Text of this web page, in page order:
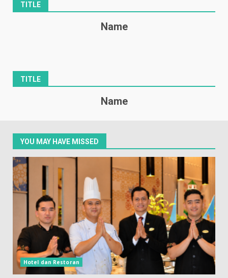
TITLE
Name
TITLE
Name
YOU MAY HAVE MISSED
Hotel dan Restoran